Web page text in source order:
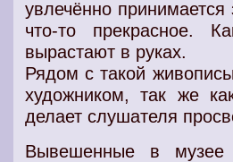
увлечённо
что-то прекрасное.
вырастают в руках.
Рядом с такой
художником, так же
делает слушателя
Вывешенные в музее